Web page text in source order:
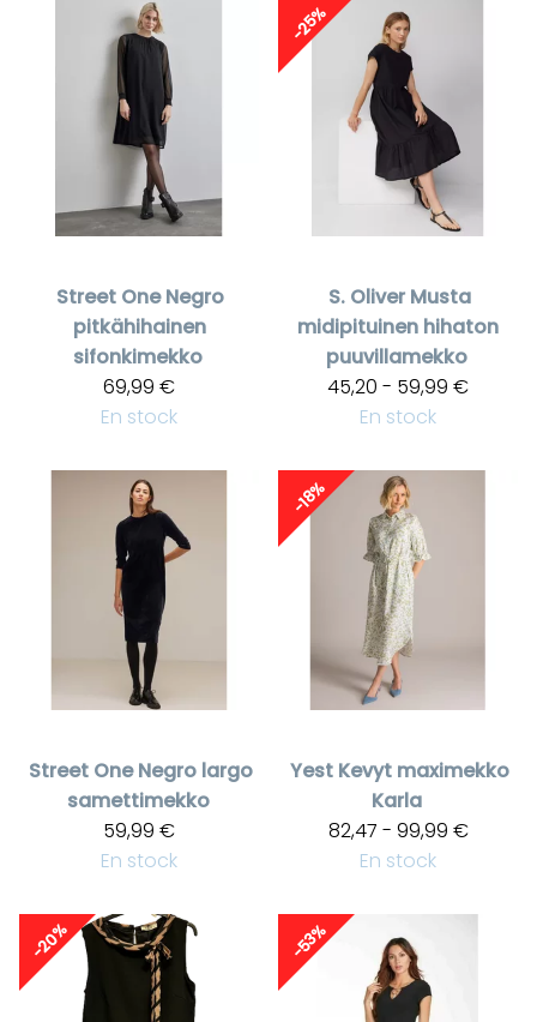
Street One Negro
pitkähihainen
sifonkimekko
69,99 €
En stock
-25%
S. Oliver Musta
midipituinen hihaton
puuvillamekko
45,20 - 59,99 €
En stock
Street One Negro largo
samettimekko
59,99 €
En stock
-18%
Yest Kevyt maximekko
Karla
82,47 - 99,99 €
En stock
-20% -53%